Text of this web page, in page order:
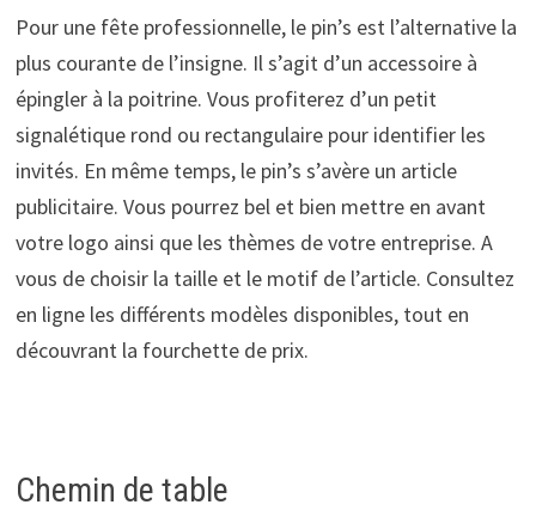
Pour une fête professionnelle, le pin’s est l’alternative la
plus courante de l’insigne. Il s’agit d’un accessoire à
épingler à la poitrine. Vous profiterez d’un petit
signalétique rond ou rectangulaire pour identifier les
invités. En même temps, le pin’s s’avère un article
publicitaire. Vous pourrez bel et bien mettre en avant
votre logo ainsi que les thèmes de votre entreprise. A
vous de choisir la taille et le motif de l’article. Consultez
en ligne les différents modèles disponibles, tout en
découvrant la fourchette de prix.
Chemin de table